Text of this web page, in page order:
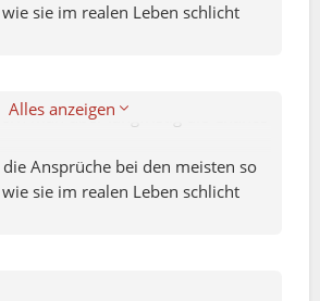
sie im realen Leben schlicht
Alles anzeigen
man über langfristig die Chance
Ansprüche bei den meisten so
sie im realen Leben schlicht
ist also nicht alles schlecht